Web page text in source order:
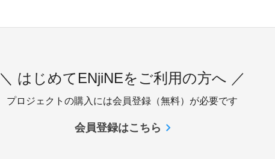
＼ はじめてENjiNEをご利用の方へ ／
プロジェクトの購入には会員登録（無料）が必要です
会員登録はこちら